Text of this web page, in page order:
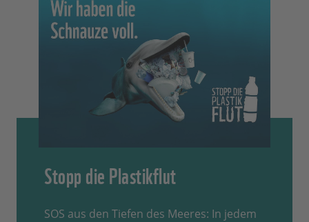
Stopp die Plastikflut
SOS aus den Tiefen des Meeres: In jedem